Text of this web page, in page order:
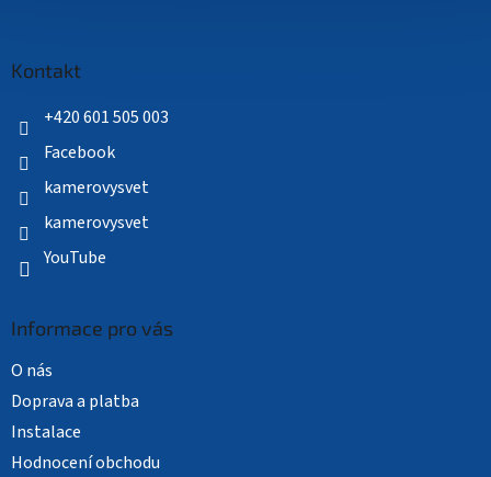
Kontakt
+420 601 505 003
Facebook
kamerovysvet
kamerovysvet
YouTube
Informace pro vás
O nás
Doprava a platba
Instalace
Hodnocení obchodu